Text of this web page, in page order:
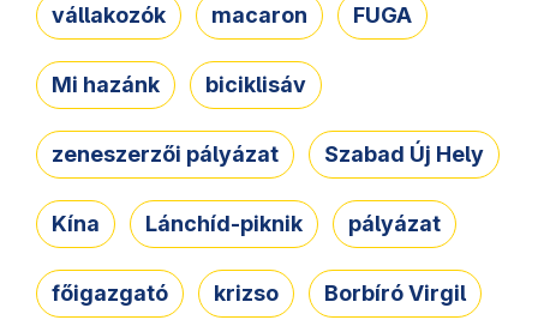
vállakozók macaron FUGA
Mi hazánk biciklisáv
zeneszerzői pályázat Szabad Új Hely
Kína Lánchíd-piknik pályázat
főigazgató krizso Borbíró Virgil